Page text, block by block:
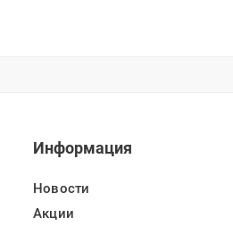
Информация
Новости
Акции